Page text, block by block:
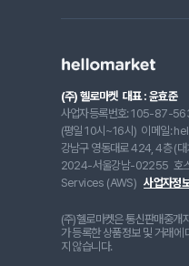
(주) 헬로마켓 대표 : 윤효준
사업자등록번호: 105-87-
(평일 10시~16시) 이메일:
강남구 영동대로 424, 4층 (대
2024-서울강남-02255 호
Services (AWS) 사업자정
(주)헬로마켓은 통신판매중개
가 등록한 상품정보 및 거래에
지 않습니다.